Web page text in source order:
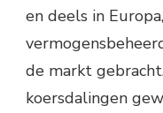
en deels in
de markt
koersdalingen